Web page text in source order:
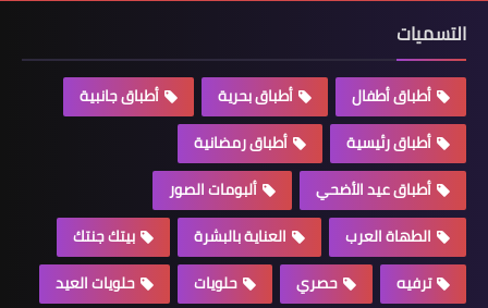
التسميات
أطباق أطفال أطباق بحرية
أطباق جانبية
أطباق رئيسية
أطباق رمضانية
أطباق عيد الأضحي
ألبومات الصور
الطهاة العرب
العناية بالبشرة
بيتك جنتك
ترفيه
حصري حلويات
حلويات العيد